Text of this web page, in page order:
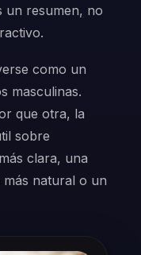
un resumen, no
como un
masculinas.
que otra, la
sobre
clara, una
natural o un